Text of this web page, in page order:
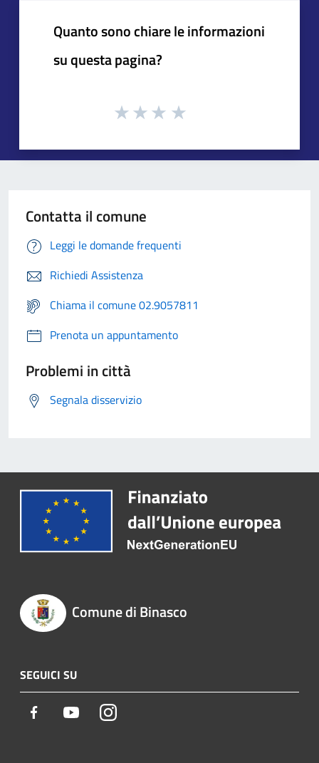
Quanto sono chiare le informazioni
su questa pagina?
Contatta il comune
Leggi le domande frequenti
Richiedi Assistenza
Chiama il comune 02.9057811
Prenota un appuntamento
Problemi in città
Segnala disservizio
Comune di Binasco
SEGUICI SU
Facebook YoutubeInstagram